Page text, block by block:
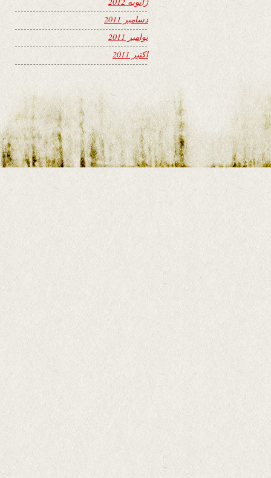
دسامبر 2011
نوامبر 2011
اکتبر 2011